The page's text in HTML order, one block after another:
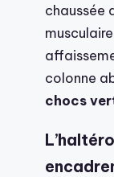
chaussée
colonne
chocs